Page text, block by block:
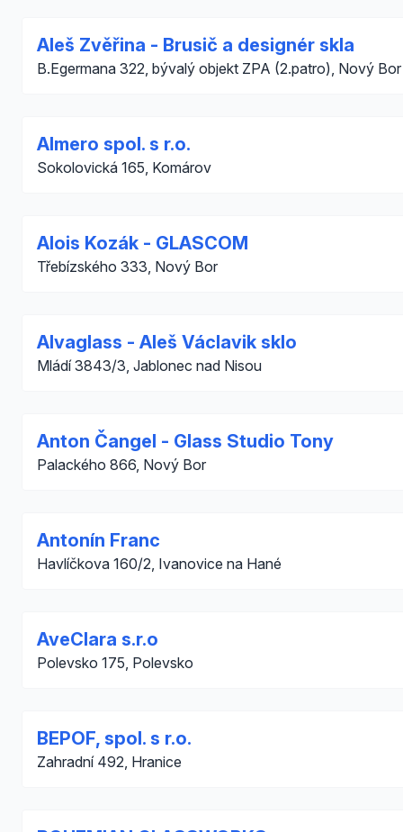
Aleš Zvěřina - Brusič a designér skla
B.Egermana 322, bývalý objekt ZPA (2.patro), Nový Bor
Almero spol. s r.o.
Sokolovická 165, Komárov
Alois Kozák - GLASCOM
Třebízského 333, Nový Bor
Alvaglass - Aleš Václavik sklo
Mládí 3843/3, Jablonec nad Nisou
Anton Čangel - Glass Studio Tony
Palackého 866, Nový Bor
Antonín Franc
Havlíčkova 160/2, Ivanovice na Hané
AveClara s.r.o
Polevsko 175, Polevsko
BEPOF, spol. s r.o.
Zahradní 492, Hranice